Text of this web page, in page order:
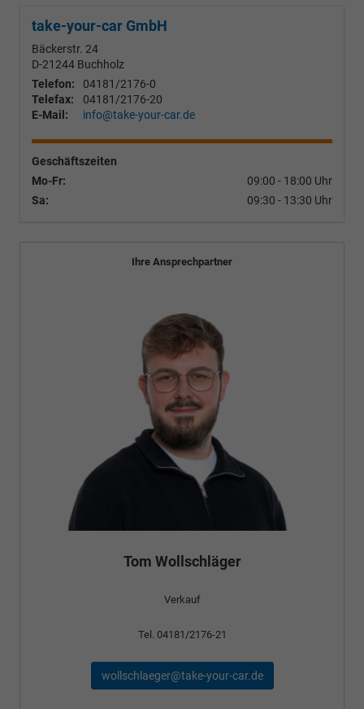
take-your-car GmbH
Bäckerstr. 24
D-21244 Buchholz
Telefon:
04181/2176-0
Telefax:
04181/2176-20
E-Mail:
info@take-your-car.de
Geschäftszeiten
Mo-Fr:
09:00 - 18:00 Uhr
Sa:
09:30 - 13:30 Uhr
Ihre Ansprechpartner
Tom Wollschläger
Verkauf
Tel. 04181/2176-21
wollschlaeger@take-your-car.de